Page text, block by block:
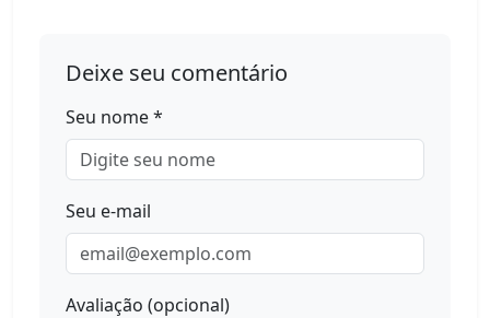
Deixe seu comentário
Seu nome *
Seu e-mail
Avaliação (opcional)